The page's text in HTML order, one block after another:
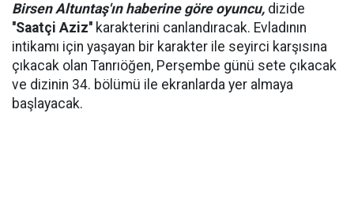
Birsen Altuntaş'ın haberine göre oyuncu, dizide
''Saatçi Aziz'' karakterini canlandıracak. Evladının
intikamı için yaşayan bir karakter ile seyirci karşısına
çıkacak olan Tanrıöğen, Perşembe günü sete çıkacak
ve dizinin 34. bölümü ile ekranlarda yer almaya
başlayacak.